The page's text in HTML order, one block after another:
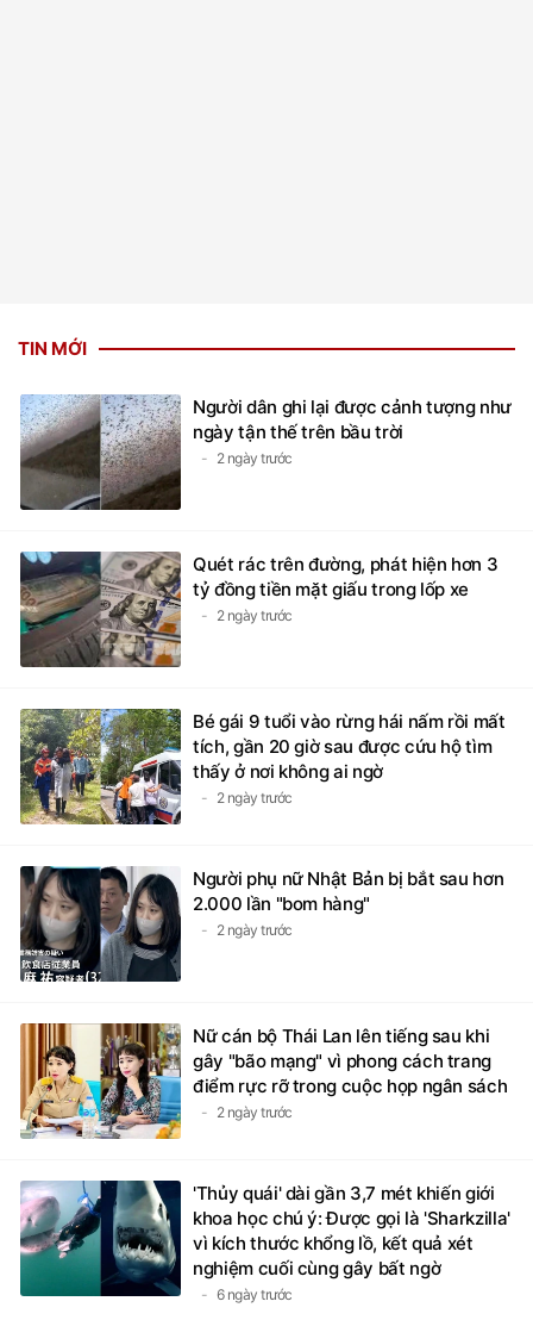
TIN MỚI
Người dân ghi lại được cảnh tượng như
ngày tận thế trên bầu trời
2 ngày trước
Quét rác trên đường, phát hiện hơn 3
tỷ đồng tiền mặt giấu trong lốp xe
2 ngày trước
Bé gái 9 tuổi vào rừng hái nấm rồi mất
tích, gần 20 giờ sau được cứu hộ tìm
thấy ở nơi không ai ngờ
2 ngày trước
Người phụ nữ Nhật Bản bị bắt sau hơn
2.000 lần "bom hàng"
2 ngày trước
Nữ cán bộ Thái Lan lên tiếng sau khi
gây "bão mạng" vì phong cách trang
điểm rực rỡ trong cuộc họp ngân sách
2 ngày trước
'Thủy quái' dài gần 3,7 mét khiến giới
khoa học chú ý: Được gọi là 'Sharkzilla'
vì kích thước khổng lồ, kết quả xét
nghiệm cuối cùng gây bất ngờ
6 ngày trước